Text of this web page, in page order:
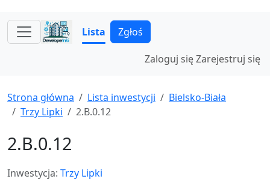
Lista Zgłoś
Zaloguj sięZarejestruj się
Strona główna Lista inwestycji
Bielsko-Biała
Trzy Lipki
2.B.0.12
2.B.0.12
Inwestycja: Trzy Lipki